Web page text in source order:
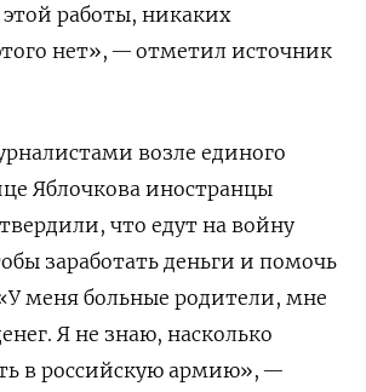
работы, никаких
нет», — отметил источник
возле единого
Яблочкова иностранцы
что едут на войну
заработать деньги и помочь
меня больные родители, мне
Я не знаю, насколько
в российскую армию», —